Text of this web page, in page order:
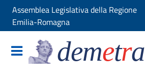
Assemblea Legislativa della Regione
Emilia-Romagna
demetra